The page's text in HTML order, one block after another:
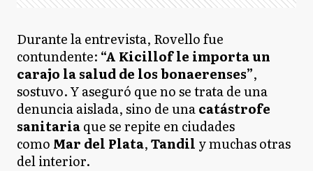
Durante la entrevista, Rovello fue
contundente: “A Kicillof le importa un
carajo la salud de los bonaerenses”,
sostuvo. Y aseguró que no se trata de una
denuncia aislada, sino de unacatástrofe
sanitariaque se repite en ciudades
como Mar del Plata,Tandil y muchas otras
del interior.